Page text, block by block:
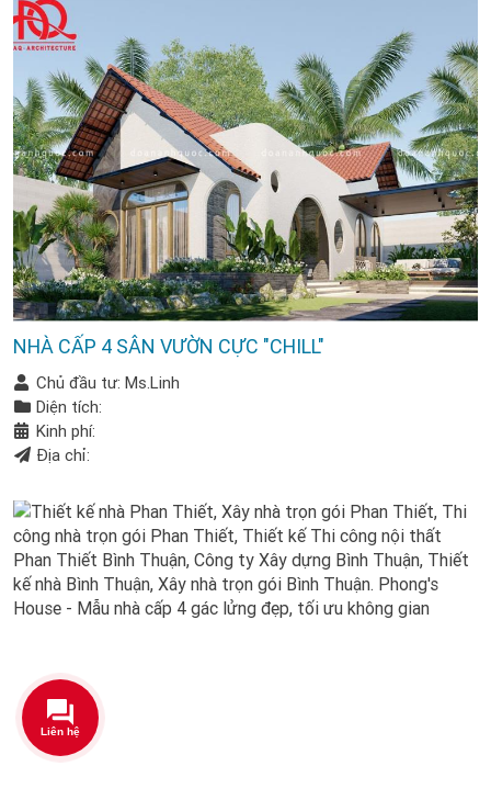
NHÀ CẤP 4 SÂN VƯỜN CỰC "CHILL"
Chủ đầu tư: Ms.Linh
Diện tích:
Kinh phí:
Địa chỉ: